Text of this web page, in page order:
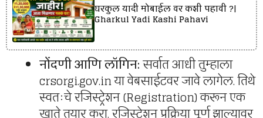
घरकुल यादी मोबाईल वर कशी पहावी ?|
Gharkul Yadi Kashi Pahavi
नोंदणी आणि लॉगिन:सर्वात आधी तुम्हाला
crsorgi.gov.in या वेबसाईटवर जावे लागेल. तिथे
स्वतःचे रजिस्ट्रेशन (Registration) करून एक
खाते तयार करा. रजिस्ट्रेशन प्रक्रिया पूर्ण झाल्यावर